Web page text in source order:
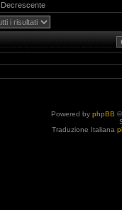
Decrescente
Powered by phpBB
Traduzione Italiana